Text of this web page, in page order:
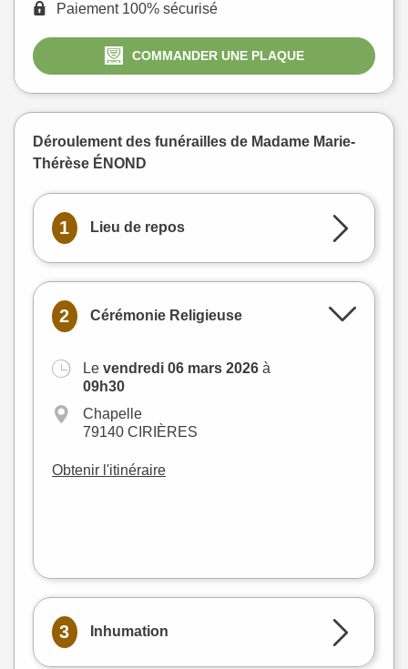
Paiement 100% sécurisé
COMMANDER UNE PLAQUE
Déroulement des funérailles de Madame Marie-
Thérèse ÉNOND
1 Lieu de repos
2 Cérémonie Religieuse
Le vendredi 06 mars 2026 à
09h30
Chapelle
79140 CIRIÈRES
Obtenir l'itinéraire
3 Inhumation